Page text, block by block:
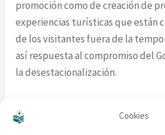
Cookies
promoción como de creación de
experiencias turísticas que están
de los visitantes fuera de la
así respuesta al compromiso del
la desestacionalización.